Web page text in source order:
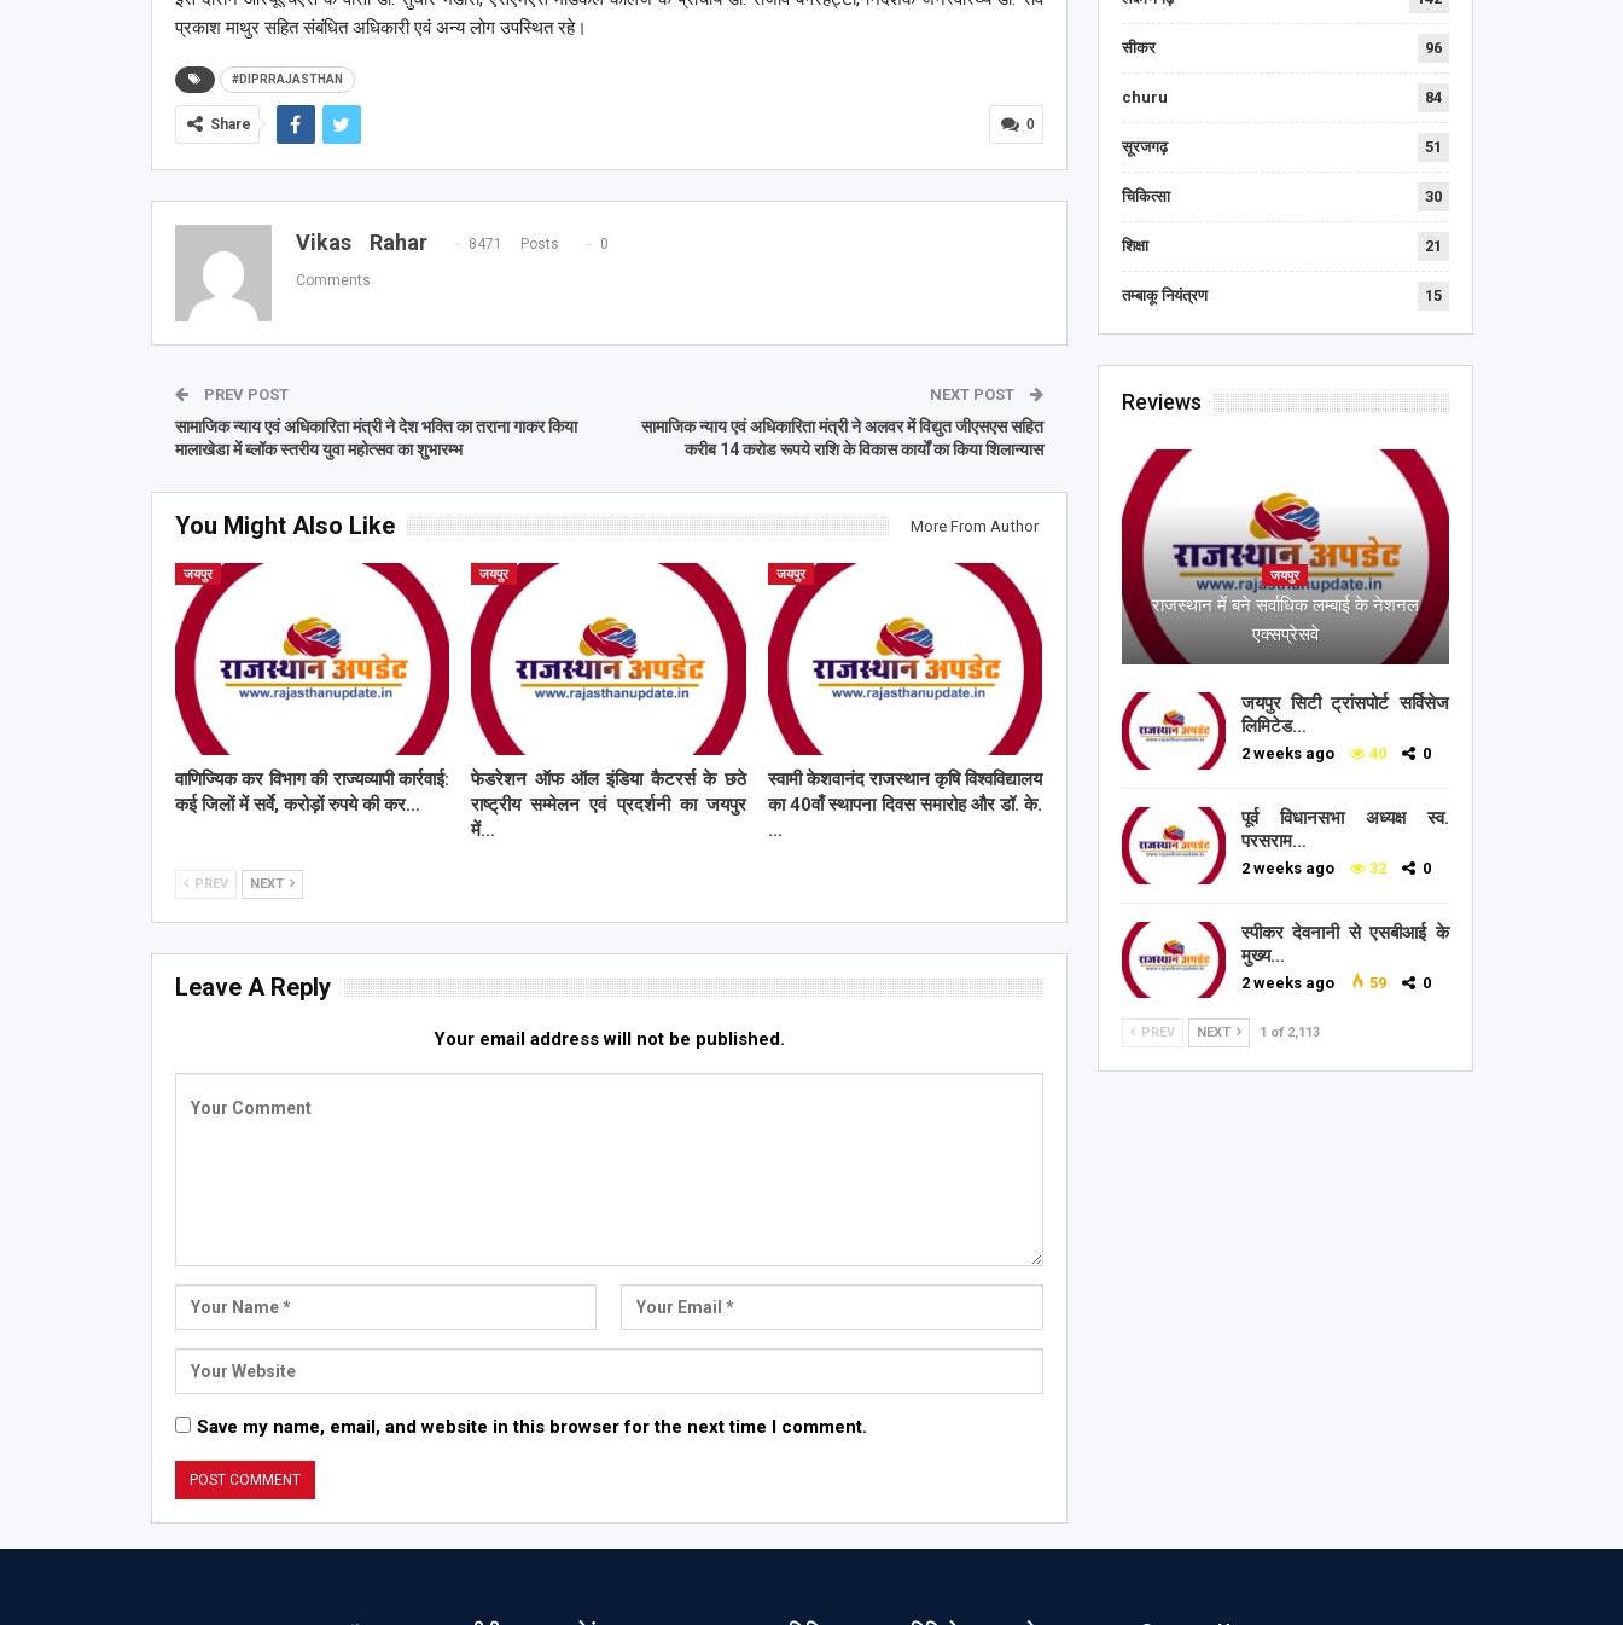
प्रकाश माथुर सहित संबंधित अधिकारी एवं अन्य लोग उपस्थित रहे।
#DIPRRAJASTHAN
0
Share
Vikas Rahar 8471 Posts 0
Comments
PREV POST
सामाजिक न्याय एवं अधिकारिता मंत्री ने देश भक्ति का तराना गाकर किया
मालाखेडा में ब्लॉक स्तरीय युवा महोत्सव का शुभारम्भ
NEXT POST
सामाजिक न्याय एवं अधिकारिता मंत्री ने अलवर में विद्युत जीएसएस सहित
करीब 14 करोड रूपये राशि के विकास कार्यों का किया शिलान्यास
You Might Also Like More From Author
जयपुर
वाणिज्यिक कर विभाग की राज्यव्यापी कार्रवाई:
कई जिलों में सर्वे, करोड़ों रुपये की कर…
जयपुर
फेडरेशन ऑफ ऑल इंडिया कैटरर्स के छठे
राष्ट्रीय सम्मेलन एवं प्रदर्शनी का जयपुर
में…
जयपुर
स्वामी केशवानंद राजस्थान कृषि विश्वविद्यालय
का 40वाँ स्थापना दिवस समारोह और डॉ. के.
…
PREV NEXT
Leave A Reply
Your email address will not be published.
Save my name, email, and website in this browser for the next time I comment.
सीकर 96
churu 84
सूरजगढ़ 51
चिकित्सा 30
शिक्षा 21
तम्बाकू नियंत्रण 15
Reviews
जयपुर
राजस्थान में बने सर्वाधिक लम्बाई के नेशनल
एक्सप्रेसवे
जयपुर सिटी ट्रांसपोर्ट सर्विसेज
लिमिटेड…
2 weeks ago 40 0
पूर्व विधानसभा अध्यक्ष स्व.
परसराम…
2 weeks ago 32 0
स्पीकर देवनानी से एसबीआई के
मुख्य…
2 weeks ago 59 0
PREV NEXT 1 of 2,113